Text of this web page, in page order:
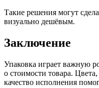
Такие решения могут
визуально дешёвым.
Заключение
Упаковка играет важную
о стоимости товара.
качество исполнения